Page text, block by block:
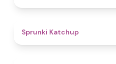
Sprunki Katchup